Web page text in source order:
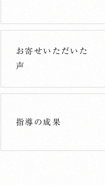
お寄せいただいた
声
指導の成果